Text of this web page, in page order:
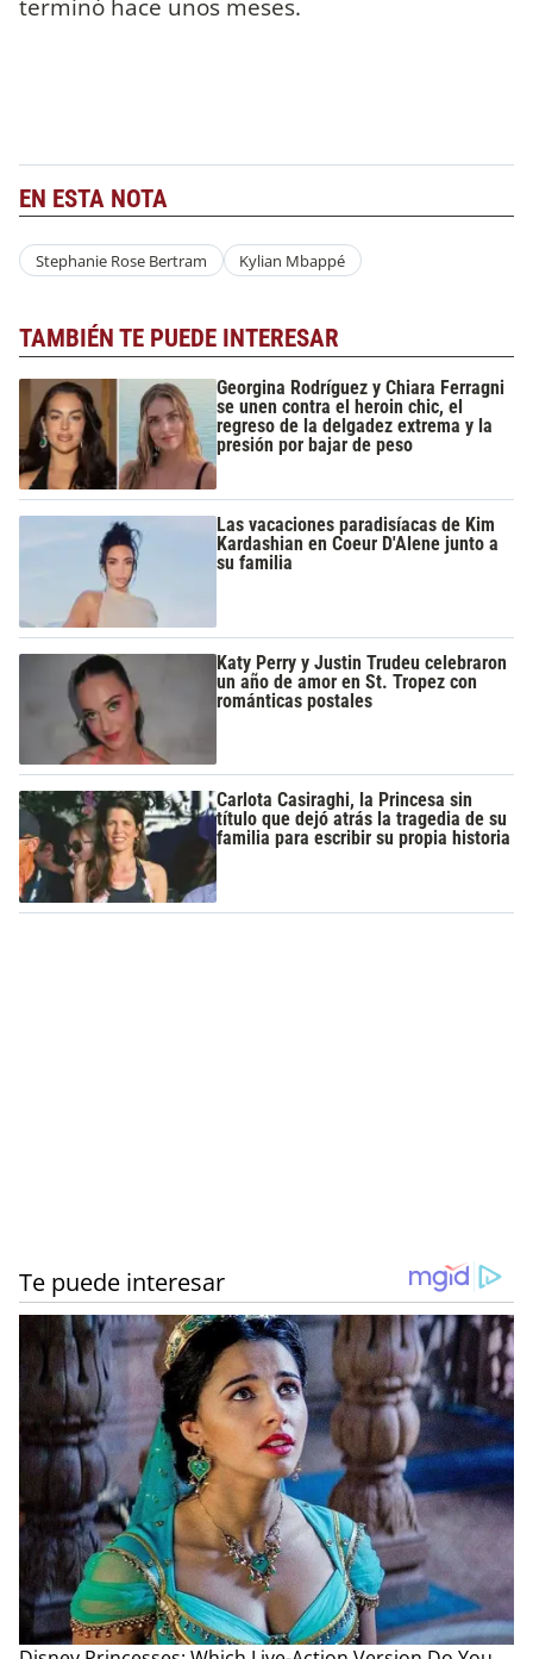
EN ESTA NOTA
Stephanie Rose Bertram Kylian Mbappé
TAMBIÉN TE PUEDE INTERESAR
Georgina Rodríguez y Chiara Ferragni
se unen contra el heroin chic, el
regreso de la delgadez extrema y la
presión por bajar de peso
Las vacaciones paradisíacas de Kim
Kardashian en Coeur D'Alene junto a
su familia
Katy Perry y Justin Trudeu celebraron
un año de amor en St. Tropez con
románticas postales
Carlota Casiraghi, la Princesa sin
título que dejó atrás la tragedia de su
familia para escribir su propia historia